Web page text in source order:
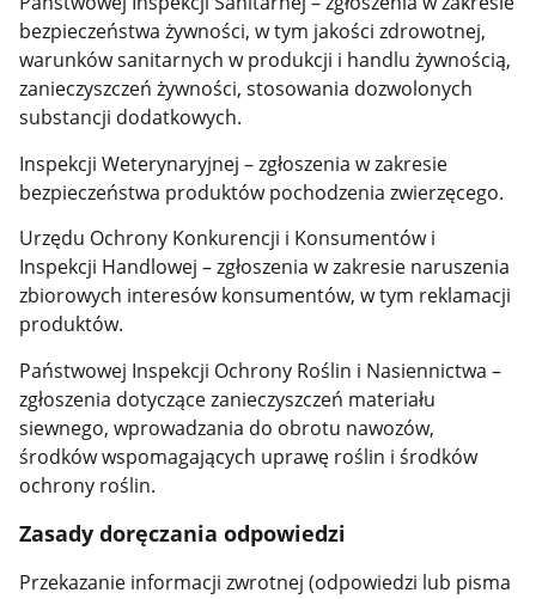
bezpieczeństwa żywności, w tym jakości zdrowotnej,
warunków sanitarnych w produkcji i handlu żywnością,
zanieczyszczeń żywności, stosowania dozwolonych
substancji dodatkowych.
Inspekcji Weterynaryjnej – zgłoszenia w zakresie
bezpieczeństwa produktów pochodzenia zwierzęcego.
Urzędu Ochrony Konkurencji i Konsumentów i
Inspekcji Handlowej – zgłoszenia w zakresie naruszenia
zbiorowych interesów konsumentów, w tym reklamacji
produktów.
Państwowej Inspekcji Ochrony Roślin i Nasiennictwa –
zgłoszenia dotyczące zanieczyszczeń materiału
siewnego, wprowadzania do obrotu nawozów,
środków wspomagających uprawę roślin i środków
ochrony roślin.
Zasady doręczania odpowiedzi
Przekazanie informacji zwrotnej (odpowiedzi lub pisma